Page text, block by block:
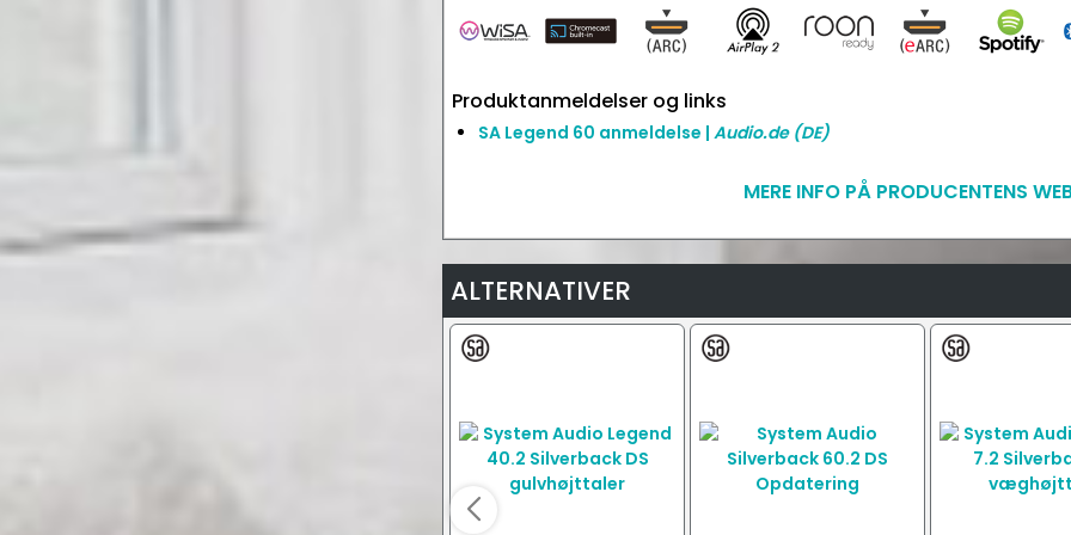
Produktanmeldelser og links
SA Legend 60 anmeldelse | Audio.de (DE)
MERE INFO PÅ PRODUCENTENS
ALTERNATIVER